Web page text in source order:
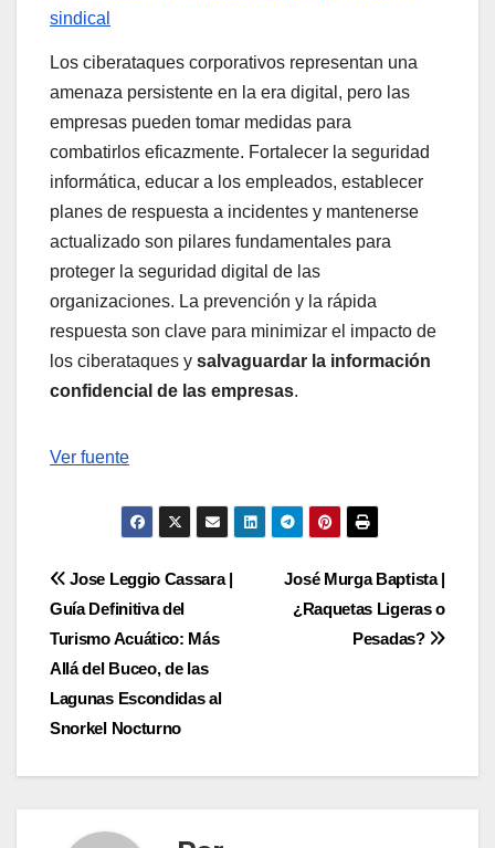
sindical
Los ciberataques corporativos representan una
amenaza persistente en la era digital, pero las
empresas pueden tomar medidas para
combatirlos eficazmente. Fortalecer la seguridad
informática, educar a los empleados, establecer
planes de respuesta a incidentes y mantenerse
actualizado son pilares fundamentales para
proteger la seguridad digital de las
organizaciones. La prevención y la rápida
respuesta son clave para minimizar el impacto de
los ciberataques y salvaguardar la información
confidencial de las empresas.
Navegación
entradas
Ver fuente
Navegación
de
entradas
José Murga Baptista |
¿Raquetas Ligeras o
Pesadas?
Jose Leggio Cassara |
Guía Definitiva del
Turismo Acuático: Más
Allá del Buceo, de las
Lagunas Escondidas al
Snorkel Nocturno